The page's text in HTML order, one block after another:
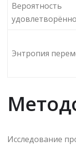
Вероятность
Энтропия
Исследование